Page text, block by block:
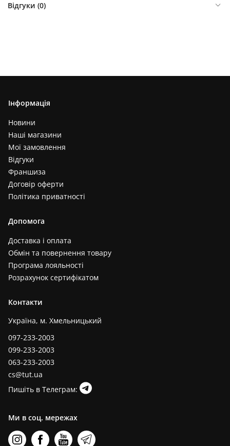
Відгуки (0)
Інформація
Новини
Наші магазини
Мої замовлення
Відгуки
Франшиза
Договір оферти
Політика приватності
Допомога
Доставка і оплата
Обмін та повернення товару
Програма лояльності
Розрахунок сертифікатом
Контакти
Україна, м. Хмельницький
097-233-2003
099-233-2003
063-233-2003
cs@tut.ua
Пишіть в Телеграм:
Ми в соц. мережах